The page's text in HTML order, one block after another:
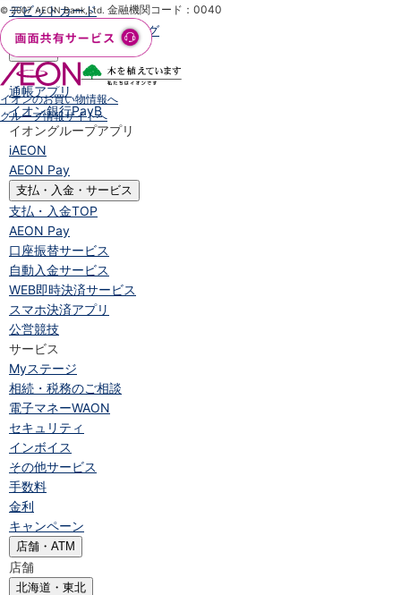
デビットカード
インターネットバンキング
イオン銀行アプリTOP
通帳アプリ
イオン銀行PayB
イオングループアプリ
iAEON
AEON Pay
支払・入金・サービス
支払・入金TOP
AEON Pay
口座振替サービス
自動入金サービス
WEB即時決済サービス
スマホ決済アプリ
公営競技
サービス
Myステージ
相続・税務のご相談
電子マネーWAON
セキュリティ
インボイス
その他サービス
手数料
金利
キャンペーン
店舗・ATM
店舗
北海道・東北
© 2007 AEON Bank,Ltd. 金融機関コード：0040
イオンのお買い物情報へ
グループ情報サイトへ